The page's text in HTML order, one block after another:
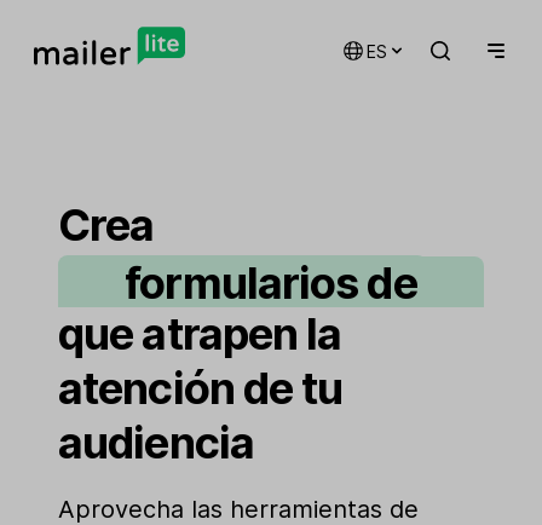
ES
Crea
campañas de email
marketing
automatizaciones
landing pages
formularios de
suscripción
sitios web
que atrapen la
atención de tu
audiencia
Aprovecha las herramientas de